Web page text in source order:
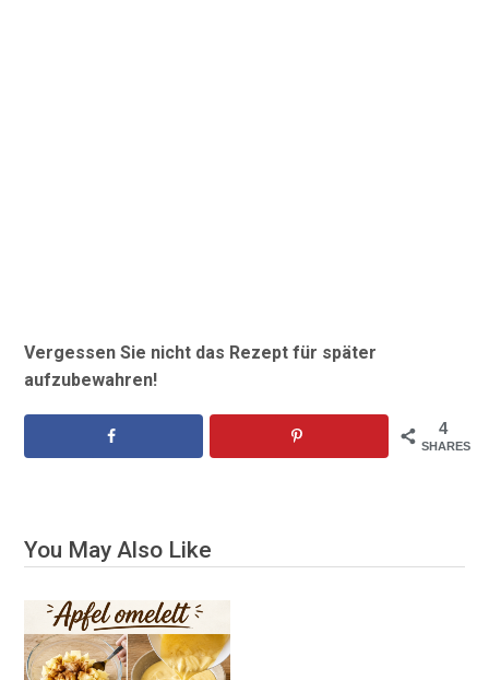
Vergessen Sie nicht das Rezept für später
aufzubewahren!
4
SHARES
You May Also Like